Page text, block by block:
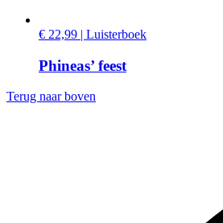
€ 22,99 | Luisterboek
Phineas’ feest
Terug naar boven